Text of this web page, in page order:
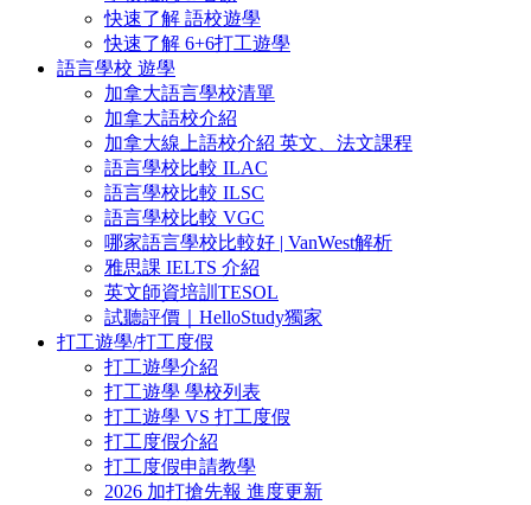
快速了解 語校遊學
快速了解 6+6打工遊學
語言學校 遊學
加拿大語言學校清單
加拿大語校介紹
加拿大線上語校介紹 英文、法文課程
語言學校比較 ILAC
語言學校比較 ILSC
語言學校比較 VGC
哪家語言學校比較好 | VanWest解析
雅思課 IELTS 介紹
英文師資培訓TESOL
試聽評價｜HelloStudy獨家
打工遊學/打工度假
打工遊學介紹
打工遊學 學校列表
打工遊學 VS 打工度假
打工度假介紹
打工度假申請教學
2026 加打搶先報 進度更新